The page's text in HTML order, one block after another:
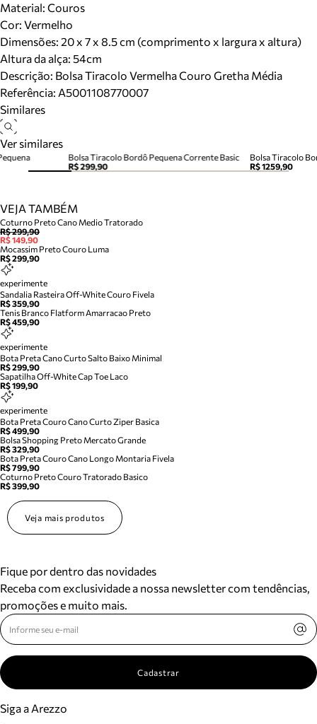
Material: Couros
Cor: Vermelho
Dimensões: 20 x 7 x 8.5 cm (comprimento x largura x altura)
Altura da alça: 54cm
Descrição: Bolsa Tiracolo Vermelha Couro Gretha Média
Referência: A5001108770007
Similares
Ver similares
Bolsa Tiracolo Bordô Pequena Corrente Basic
R$ 299,90
Bolsa Tiracolo
R$ 1259,90
VEJA TAMBÉM
Coturno Preto Cano Medio Tratorado
R$ 299,90
R$ 149,90
Mocassim Preto Couro Luma
R$ 299,90
experimente
Sandalia Rasteira Off-White Couro Fivela
R$ 359,90
Tenis Branco Flatform Amarracao Preto
R$ 459,90
experimente
Bota Preta Cano Curto Salto Baixo Minimal
R$ 299,90
Sapatilha Off-White Cap Toe Laco
R$ 199,90
experimente
Bota Preta Couro Cano Curto Ziper Basica
R$ 499,90
Bolsa Shopping Preto Mercato Grande
R$ 329,90
Bota Preta Couro Cano Longo Montaria Fivela
R$ 799,90
Coturno Preto Couro Tratorado Basico
R$ 399,90
Veja mais produtos
Fique por dentro das novidades
Receba com exclusividade a nossa newsletter com tendências,
promoções e muito mais.
Cadastrar
Siga a Arezzo